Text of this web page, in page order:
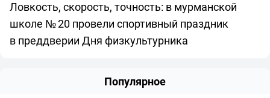
Ловкость, скорость, точность: в мурманской
школе № 20 провели спортивный праздник
в преддверии Дня физкультурника
Популярное